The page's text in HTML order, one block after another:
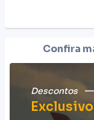
Confira
Descontos